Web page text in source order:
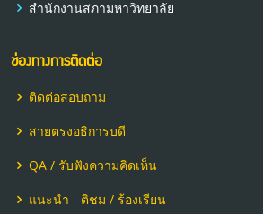
สำนักงานสภามหาวิทยาลัย
ช่องทางการติดต่อ
ติดต่อสอบถาม
สายตรงอธิการบดี
QA / รับฟังความคิดเห็น
แนะนำ - ติชม / ร้องเรียน